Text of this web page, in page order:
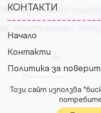
КОНТАКТИ
Начало
Контакти
Политика за
Условия за ползване
Този сайт използва